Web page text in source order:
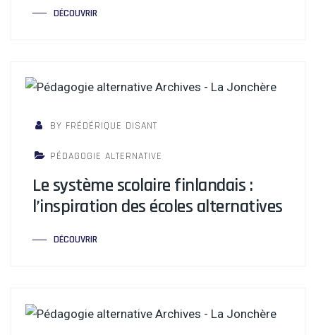
DÉCOUVRIR
BY FRÉDÉRIQUE DISANT
PÉDAGOGIE ALTERNATIVE
Le système scolaire finlandais :
l’inspiration des écoles alternatives
DÉCOUVRIR